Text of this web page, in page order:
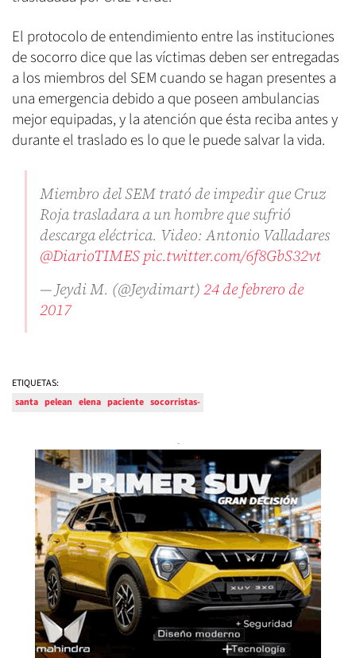
El protocolo de entendimiento entre las instituciones
de socorro dice que las víctimas deben ser entregadas
a los miembros del SEM cuando se hagan presentes a
una emergencia debido a que poseen ambulancias
mejor equipadas, y la atención que ésta reciba antes y
durante el traslado es lo que le puede salvar la vida.
Miembro del SEM trató de impedir que Cruz
Roja trasladara a un hombre que sufrió
descarga eléctrica. Video: Antonio Valladares
@DiarioTIMESpic.twitter.com/6f8GbS32vt
— Jeydi M. (@Jeydimart)24 de febrero de
2017
ETIQUETAS:
santa pelean elena paciente socorristas-